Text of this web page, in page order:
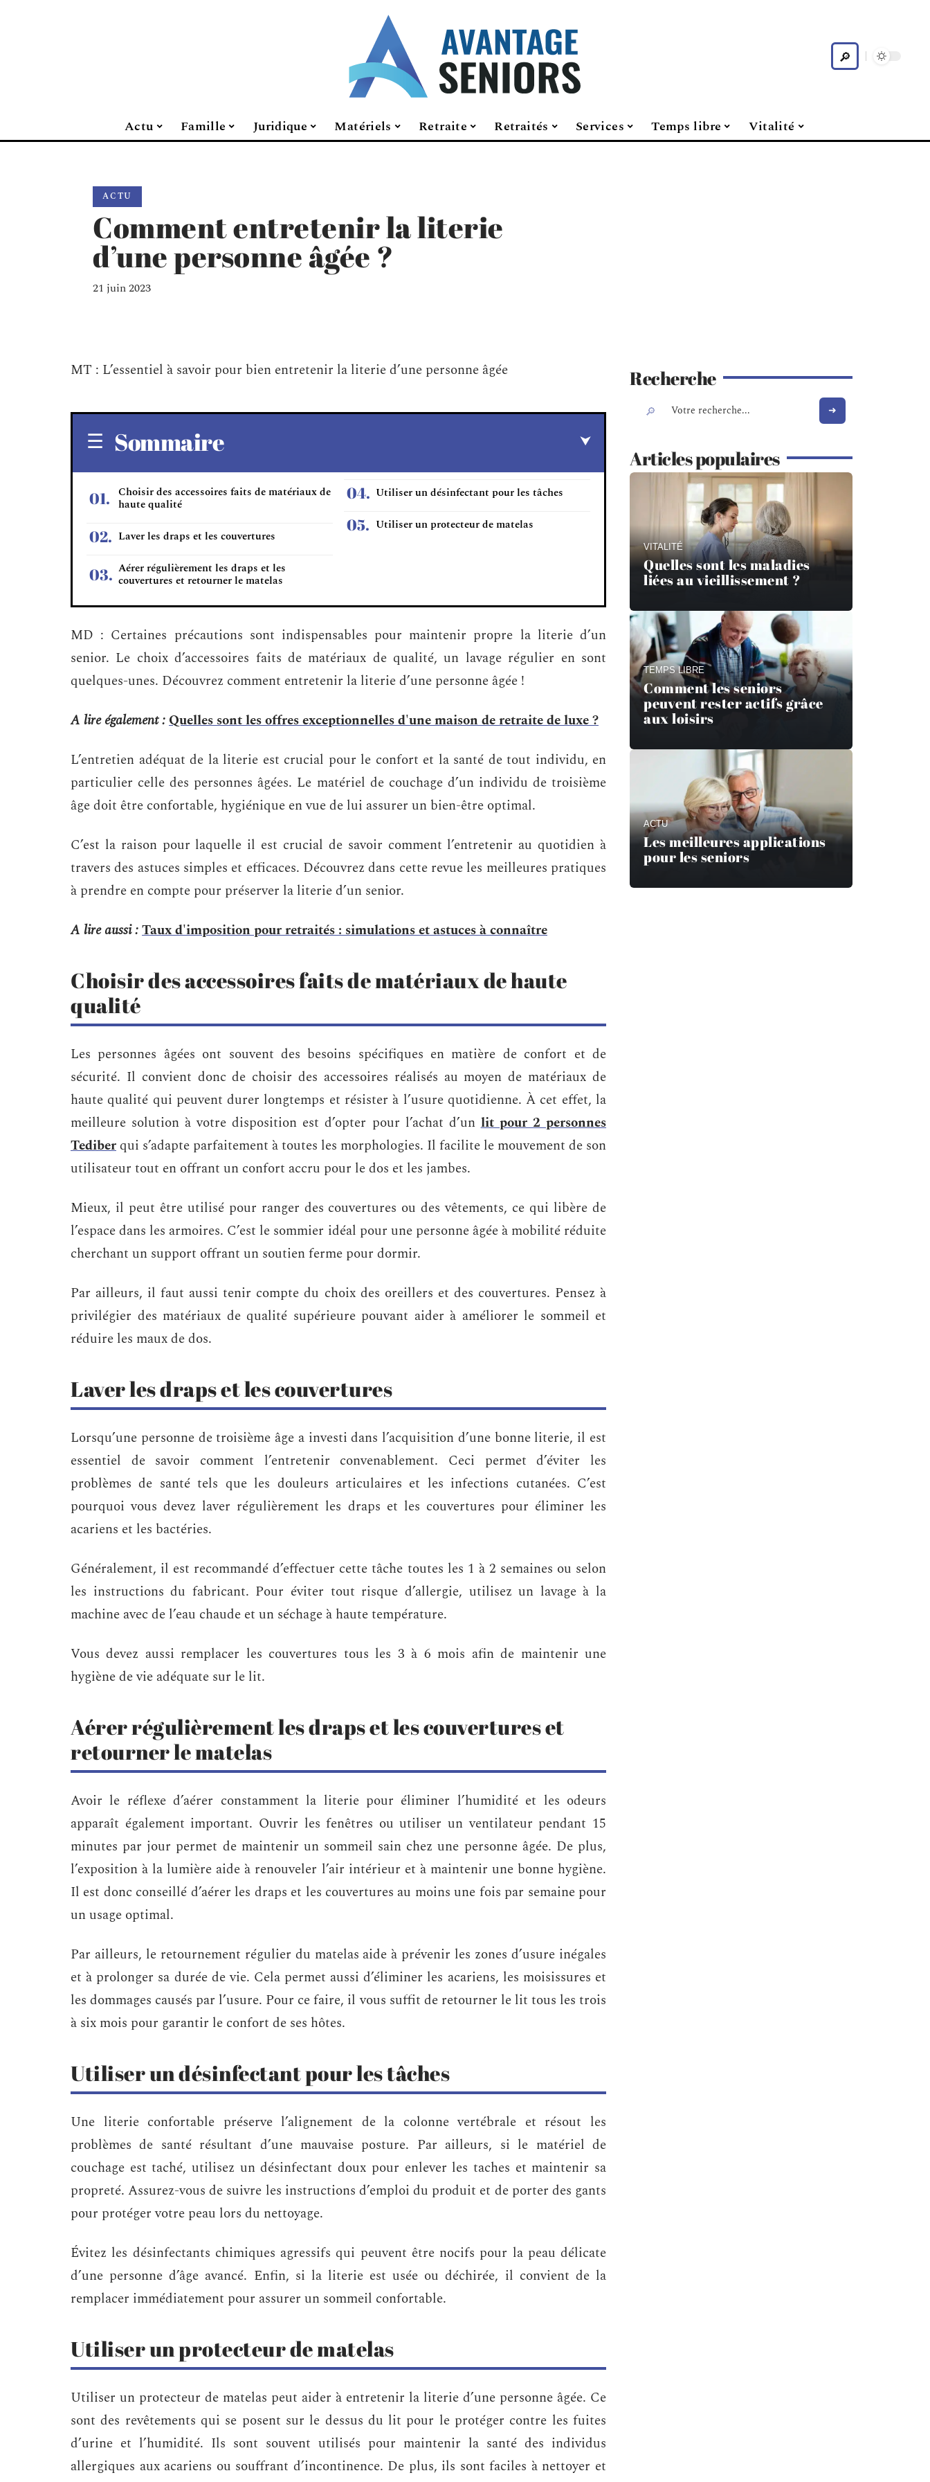
Actu Famille Juridique Matériels Retraite Retraités Services Temps libre Vitalité
ACTU
Comment entretenir la literie
d’une personne âgée ?
21 juin 2023
MT : L’essentiel à savoir pour bien entretenir la literie d’une personne âgée
Sommaire
Choisir des accessoires faits de matériaux de
haute qualité
Laver les draps et les couvertures
Aérer régulièrement les draps et les
couvertures et retourner le matelas
Utiliser un désinfectant pour les tâches
Utiliser un protecteur de matelas
MD : Certaines précautions sont indispensables pour maintenir propre la literie d’un
senior. Le choix d’accessoires faits de matériaux de qualité, un lavage régulier en sont
quelques-unes. Découvrez comment entretenir la literie d’une personne âgée !
A lire également :Quelles sont les offres exceptionnelles d'une maison de retraite de luxe ?
L’entretien adéquat de la literie est crucial pour le confort et la santé de tout individu, en
particulier celle des personnes âgées. Le matériel de couchage d’un individu de troisième
âge doit être confortable, hygiénique en vue de lui assurer un bien-être optimal.
C’est la raison pour laquelle il est crucial de savoir comment l’entretenir au quotidien à
travers des astuces simples et efficaces. Découvrez dans cette revue les meilleures pratiques
à prendre en compte pour préserver la literie d’un senior.
A lire aussi :Taux d'imposition pour retraités : simulations et astuces à connaître
Choisir des accessoires faits de matériaux de haute
qualité
Les personnes âgées ont souvent des besoins spécifiques en matière de confort et de
sécurité. Il convient donc de choisir des accessoires réalisés au moyen de matériaux de
haute qualité qui peuvent durer longtemps et résister à l’usure quotidienne. À cet effet, la
meilleure solution à votre disposition est d’opter pour l’achat d’unlit pour 2 personnes
Tediber qui s’adapte parfaitement à toutes les morphologies. Il facilite le mouvement de son
utilisateur tout en offrant un confort accru pour le dos et les jambes.
Mieux, il peut être utilisé pour ranger des couvertures ou des vêtements, ce qui libère de
l’espace dans les armoires. C’est le sommier idéal pour une personne âgée à mobilité réduite
cherchant un support offrant un soutien ferme pour dormir.
Par ailleurs, il faut aussi tenir compte du choix des oreillers et des couvertures. Pensez à
privilégier des matériaux de qualité supérieure pouvant aider à améliorer le sommeil et
réduire les maux de dos.
Laver les draps et les couvertures
Lorsqu’une personne de troisième âge a investi dans l’acquisition d’une bonne literie, il est
essentiel de savoir comment l’entretenir convenablement. Ceci permet d’éviter les
problèmes de santé tels que les douleurs articulaires et les infections cutanées. C’est
pourquoi vous devez laver régulièrement les draps et les couvertures pour éliminer les
acariens et les bactéries.
Généralement, il est recommandé d’effectuer cette tâche toutes les 1 à 2 semaines ou selon
les instructions du fabricant. Pour éviter tout risque d’allergie, utilisez un lavage à la
machine avec de l’eau chaude et un séchage à haute température.
Vous devez aussi remplacer les couvertures tous les 3 à 6 mois afin de maintenir une
hygiène de vie adéquate sur le lit.
Aérer régulièrement les draps et les couvertures et
retourner le matelas
Avoir le réflexe d’aérer constamment la literie pour éliminer l’humidité et les odeurs
apparaît également important. Ouvrir les fenêtres ou utiliser un ventilateur pendant 15
minutes par jour permet de maintenir un sommeil sain chez une personne âgée. De plus,
l’exposition à la lumière aide à renouveler l’air intérieur et à maintenir une bonne hygiène.
Il est donc conseillé d’aérer les draps et les couvertures au moins une fois par semaine pour
un usage optimal.
Par ailleurs, le retournement régulier du matelas aide à prévenir les zones d’usure inégales
et à prolonger sa durée de vie. Cela permet aussi d’éliminer les acariens, les moisissures et
les dommages causés par l’usure. Pour ce faire, il vous suffit de retourner le lit tous les trois
à six mois pour garantir le confort de ses hôtes.
Utiliser un désinfectant pour les tâches
Une literie confortable préserve l’alignement de la colonne vertébrale et résout les
problèmes de santé résultant d’une mauvaise posture. Par ailleurs, si le matériel de
couchage est taché, utilisez un désinfectant doux pour enlever les taches et maintenir sa
propreté. Assurez-vous de suivre les instructions d’emploi du produit et de porter des gants
pour protéger votre peau lors du nettoyage.
Évitez les désinfectants chimiques agressifs qui peuvent être nocifs pour la peau délicate
d’une personne d’âge avancé. Enfin, si la literie est usée ou déchirée, il convient de la
remplacer immédiatement pour assurer un sommeil confortable.
Utiliser un protecteur de matelas
Utiliser un protecteur de matelas peut aider à entretenir la literie d’une personne âgée. Ce
sont des revêtements qui se posent sur le dessus du lit pour le protéger contre les fuites
d’urine et l’humidité. Ils sont souvent utilisés pour maintenir la santé des individus
allergiques aux acariens ou souffrant d’incontinence. De plus, ils sont faciles à nettoyer et
Recherche
Articles populaires
VITALITÉ
Quelles sont les maladies
liées au vieillissement ?
TEMPS LIBRE
Comment les seniors
peuvent rester actifs grâce
aux loisirs
ACTU
Les meilleures applications
pour les seniors